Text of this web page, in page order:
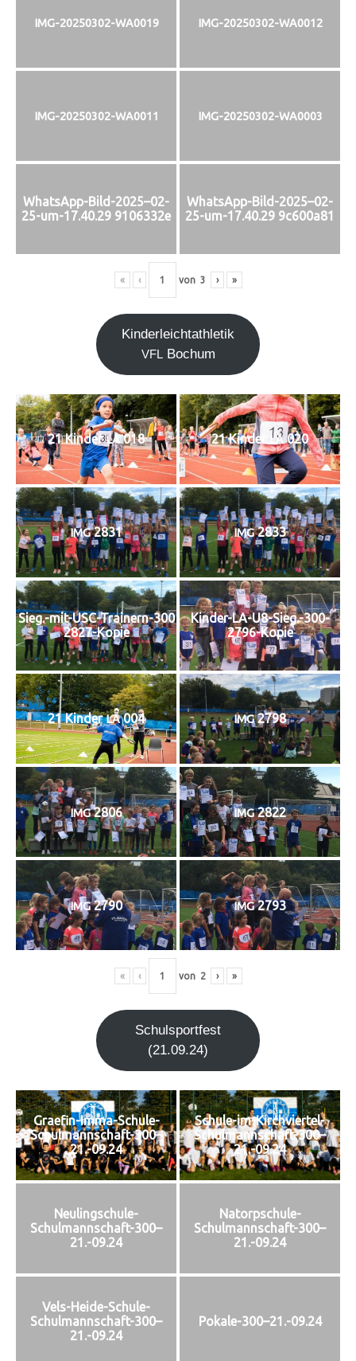
IMG-20250302-WA0019 IMG-20250302-WA0012
IMG-20250302-WA0011 IMG-20250302-WA0003
WhatsApp-Bild-2025–02-
25-um-17.40.29 9106332e
WhatsApp-Bild-2025–02-
25-um-17.40.29 9c600a81
« ‹ von 3 › »
Kin­der­leicht­ath­le­tik
VFLBochum
21 Kin­derLA018 21 Kin­der LA 020
IMG2831 IMG2833
Sieg.-mit-USC-Trainern-300
2827-Kopie
Kinder-LA-U8-Sieg.-300-
2796-Kopie
21 Kin­derLA004 IMG2798
IMG2806 IMG2822
IMG2790 IMG2793
« ‹ von 2 › »
Schul­sport­fest
(21.09.24)
Graefin-Imma-Schule-
Schulmannschaft-300–
21.-09.24
Schule-im-Kirchviertel-
Schulmannschaft-300–
21.-09.24
Neulingschule-
Schulmannschaft-300–
21.-09.24
Natorpschule-
Schulmannschaft-300–
21.-09.24
Vels-Heide-Schule-
Schulmannschaft-300–
21.-09.24
Pokale-300–21.-09.24